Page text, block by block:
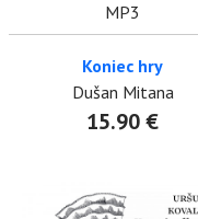
MP3
Koniec hry
Dušan Mitana
15.90 €